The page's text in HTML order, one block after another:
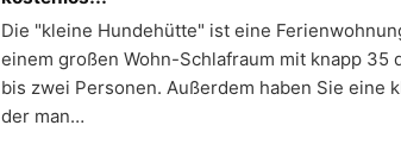
Die "kleine Hundehütte" ist eine
einem großen Wohn-Schlafraum mit knapp 35
bis zwei Personen. Außerdem haben Sie eine
der man